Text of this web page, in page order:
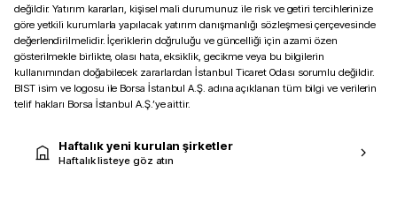
değildir. Yatırım kararları, kişisel mali durumunuz ile risk ve getiri tercihlerinize
göre yetkili kurumlarla yapılacak yatırım danışmanlığı sözleşmesi çerçevesinde
değerlendirilmelidir. İçeriklerin doğruluğu ve güncelliği için azami özen
gösterilmekle birlikte, olası hata, eksiklik, gecikme veya bu bilgilerin
kullanımından doğabilecek zararlardan İstanbul Ticaret Odası sorumlu değildir.
BIST isim ve logosu ile Borsa İstanbul A.Ş. adına açıklanan tüm bilgi ve verilerin
telif hakları Borsa İstanbul A.Ş.’ye aittir.
Haftalık yeni kurulan şirketler
Haftalık listeye göz atın